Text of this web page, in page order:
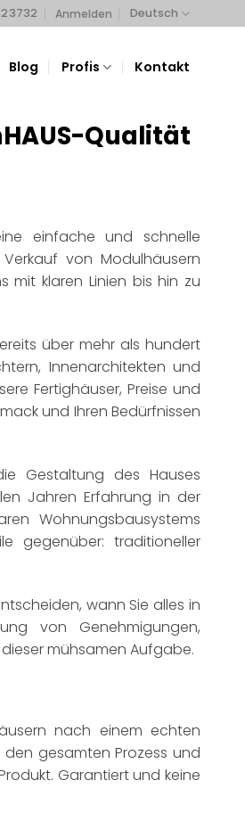
Anmelden Deutsch
Blog Profis Kontakt
Qualität
einfache und schnelle
von Modulhäusern
mit klaren Linien bis hin zu
über mehr als hundert
Innenarchitekten und
Fertighäuser, Preise und
und Ihren Bedürfnissen
Gestaltung des Hauses
Jahren Erfahrung in der
Wohnungsbausystems
gegenüber: traditioneller
wann Sie alles in
von Genehmigungen,
mühsamen Aufgabe.
nach einem echten
den gesamten Prozess und
Garantiert und keine